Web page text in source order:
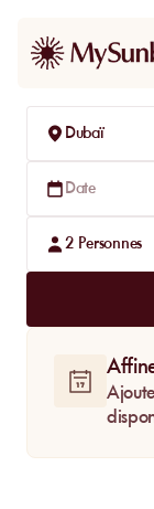
Dubaï
Date
2 Personnes